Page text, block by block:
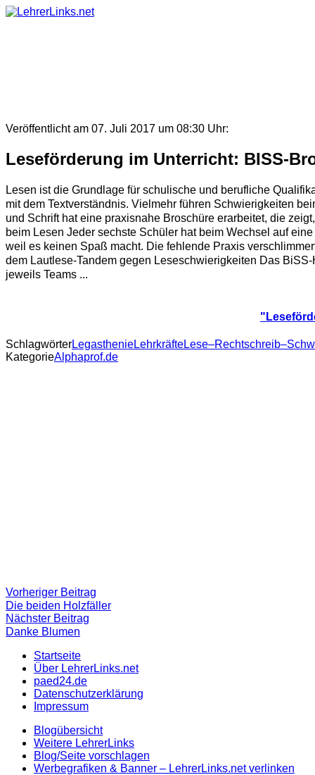
Skip
Veröffentlicht am 07. Juli 2017 um 08:30 Uhr:
Leseförderung im Unterricht: BISS-
Lesen ist die Grundlage für schulische und berufliche
mit dem Textverständnis. Vielmehr führen Schwierigkeiten
und Schrift hat eine praxisnahe Broschüre erarbeitet, die
beim Lesen Jeder sechste Schüler hat beim Wechsel auf
weil es keinen Spaß macht. Die fehlende Praxis
dem Lautlese-Tandem gegen Leseschwierigkeiten Das
jeweils Teams ...
SchlagwörterLegasthenieLehrkräfte
KategorieAlphaprof.de
Beitragsnavigation
Vorheriger Beitrag
Beitrag:
Die beiden Holzfäller
Nächster Beitrag
Danke Blumen
Startseite
Über LehrerLinks.net
paed24.de
Datenschutzerklärung
Impressum
Blogübersicht
Weitere LehrerLinks
Blog/Seite vorschlagen
Werbegrafiken & Banner – LehrerLinks.net verlinken